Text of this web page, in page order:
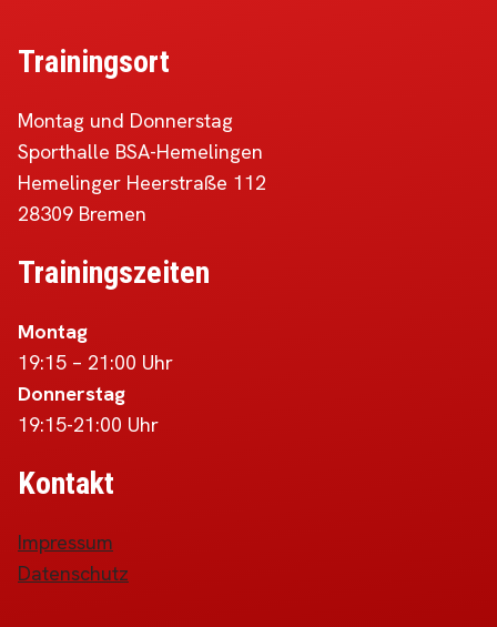
Trainingsort
Montag und Donnerstag
Sporthalle BSA-Hemelingen
Hemelinger Heerstraße 112
28309 Bremen
Trainingszeiten
Montag
19:15 – 21:00 Uhr
Donnerstag
19:15-21:00 Uhr
Kontakt
Impressum
Datenschutz